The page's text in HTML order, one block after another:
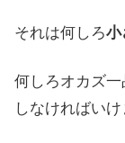
それは何しろ小
何しろオカズ
しなければいけ